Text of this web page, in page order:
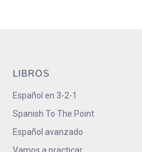
LIBROS
Español en 3-2-1
Spanish To The Point
Español avanzado